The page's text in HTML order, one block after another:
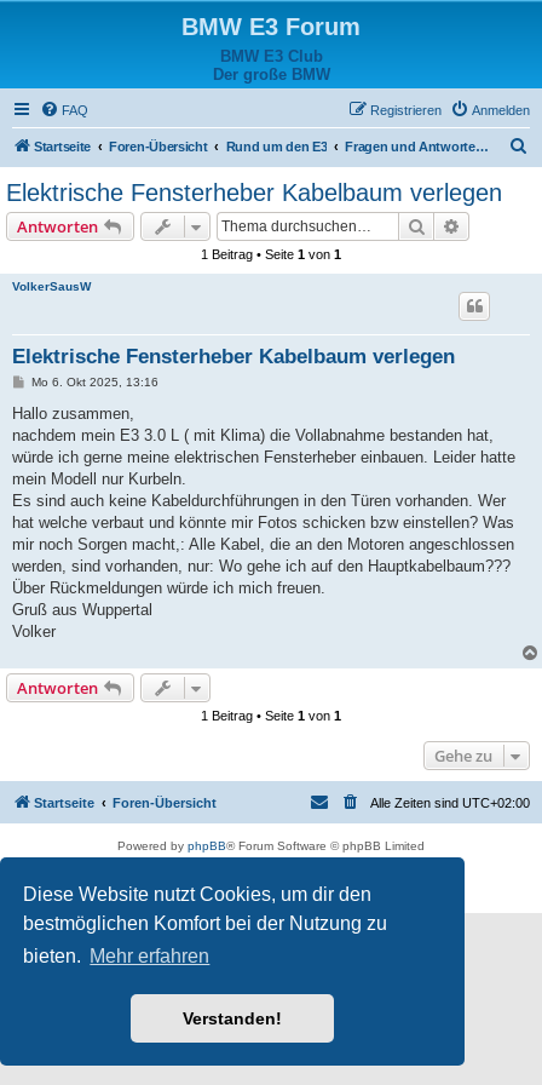
Diese Website nutzt Cookies, um dir den
bestmöglichen Komfort bei der Nutzung zu
bieten. Mehr erfahren
Verstanden!
BMW E3 Forum
BMW E3 Club
Der große BMW
FAQ Anmelden
Registrieren
Startseite Foren-Übersicht Rund um den E3 Fragen und Antworten zum Fahrzeug
Elektrische Fensterheber Kabelbaum verlegen
Antworten Suche
1 Beitrag • Seite 1 von 1
VolkerSausW
Elektrische Fensterheber Kabelbaum verlegen
B
i
r
a
Mo 6. Okt 2025, 13:16
Hallo zusammen,
nachdem mein E3 3.0 L ( mit Klima) die Vollabnahme bestanden hat,
würde ich gerne meine elektrischen Fensterheber einbauen. Leider hatte
mein Modell nur Kurbeln.
Es sind auch keine Kabeldurchführungen in den Türen vorhanden. Wer
hat welche verbaut und könnte mir Fotos schicken bzw einstellen? Was
mir noch Sorgen macht,: Alle Kabel, die an den Motoren angeschlossen
werden, sind vorhanden, nur: Wo gehe ich auf den Hauptkabelbaum???
Über Rückmeldungen würde ich mich freuen.
Gruß aus Wuppertal
Volker
Antworten
1 Beitrag • Seite 1 von 1
Gehe zu
Startseite Foren-Übersicht Alle Zeiten sind UTC+02:00
Powered by phpBB® Forum Software © phpBB Limited
Datenschutz|Nutzungsbedingungen